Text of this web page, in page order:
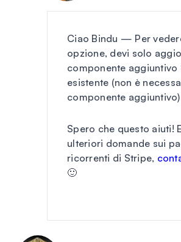
Ciao Bindu — Per
opzione, devi solo
componente aggiuntivo
esistente (non è
componente
Spero che questo aiuti!
ulteriori domande sui
ricorrenti di Stripe,
🙂